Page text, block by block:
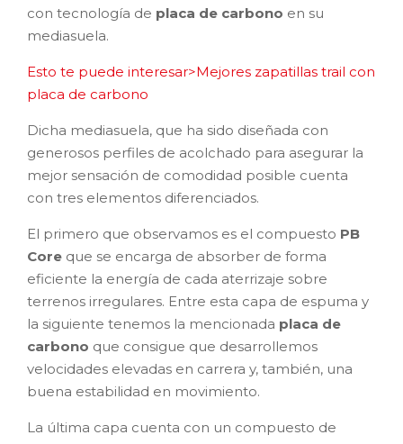
con tecnología de placa de carbono en su
mediasuela.
Esto te puede interesar>Mejores zapatillas trail con
placa de carbono
Dicha mediasuela, que ha sido diseñada con
generosos perfiles de acolchado para asegurar la
mejor sensación de comodidad posible cuenta
con tres elementos diferenciados.
El primero que observamos es el compuesto PB
Core que se encarga de absorber de forma
eficiente la energía de cada aterrizaje sobre
terrenos irregulares. Entre esta capa de espuma y
la siguiente tenemos la mencionada placa de
carbono que consigue que desarrollemos
velocidades elevadas en carrera y, también, una
buena estabilidad en movimiento.
La última capa cuenta con un compuesto de